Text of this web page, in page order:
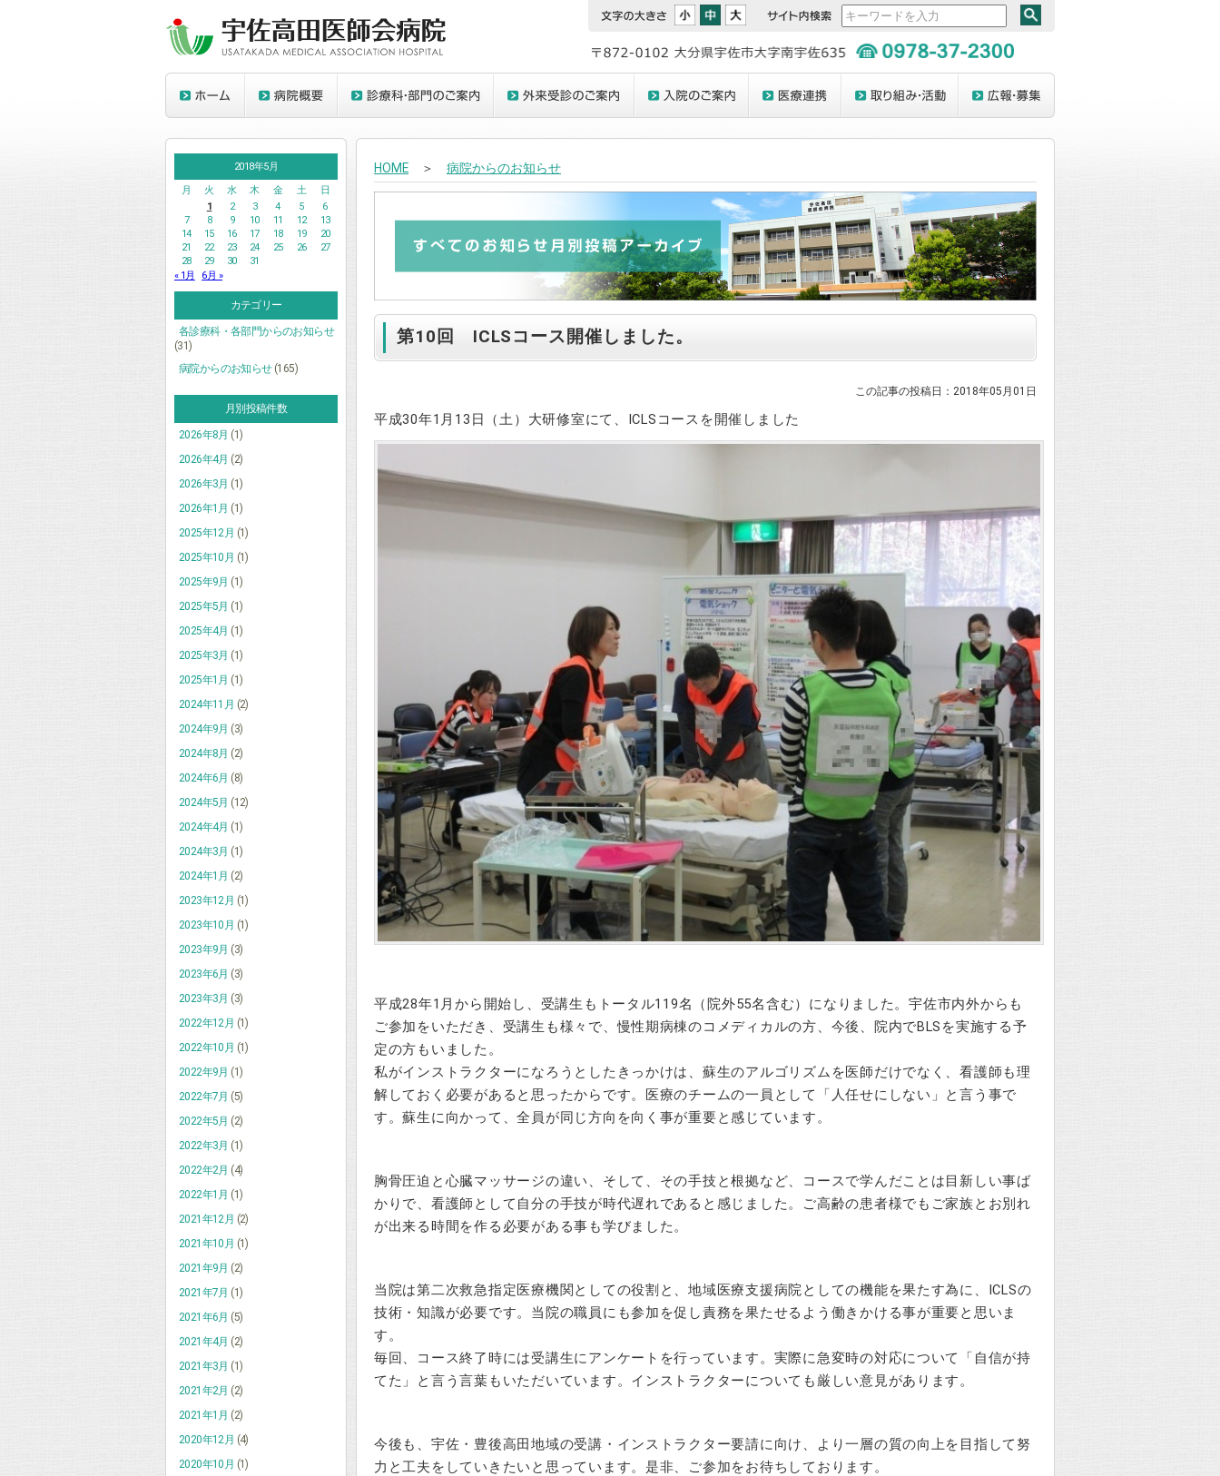
2018年5月
月
火 水 木 金 土
日
1
2 3 4 5
6
7
8 9 10 11 12
13
14
15 16 17 18 19
20
21
22 23 24 25 26
27
28
29 30
31
« 1月
6月 »
カテゴリー
各診療科・各部門からのお知らせ
(31)
病院からのお知らせ(165)
月別投稿件数
2026年8月 (1)
2026年4月 (2)
2026年3月 (1)
2026年1月 (1)
2025年12月 (1)
2025年10月 (1)
2025年9月 (1)
2025年5月 (1)
2025年4月 (1)
2025年3月 (1)
2025年1月 (1)
2024年11月 (2)
2024年9月 (3)
2024年8月 (2)
2024年6月 (8)
2024年5月 (12)
2024年4月 (1)
2024年3月 (1)
2024年1月 (2)
2023年12月 (1)
2023年10月 (1)
2023年9月 (3)
2023年6月 (3)
2023年3月 (3)
2022年12月 (1)
2022年10月 (1)
2022年9月 (1)
2022年7月 (5)
2022年5月 (2)
2022年3月 (1)
2022年2月 (4)
2022年1月 (1)
2021年12月 (2)
2021年10月 (1)
2021年9月 (2)
2021年7月 (1)
2021年6月 (5)
2021年4月 (2)
2021年3月 (1)
2021年2月 (2)
2021年1月 (2)
2020年12月 (4)
2020年10月 (1)
HOME ＞ 病院からのお知らせ
第10回 ICLSコース開催しました。
この記事の投稿日：2018年05月01日
平成30年1月13日（土）大研修室にて、ICLSコースを開催しました
平成28年1月から開始し、受講生もトータル119名（院外55名含む）になりました。宇佐市内外からも
ご参加をいただき、受講生も様々で、慢性期病棟のコメディカルの方、今後、院内でBLSを実施する予
定の方もいました。
私がインストラクターになろうとしたきっかけは、蘇生のアルゴリズムを医師だけでなく、看護師も理
解しておく必要があると思ったからです。医療のチームの一員として「人任せにしない」と言う事で
す。蘇生に向かって、全員が同じ方向を向く事が重要と感じています。
胸骨圧迫と心臓マッサージの違い、そして、その手技と根拠など、コースで学んだことは目新しい事ば
かりで、看護師として自分の手技が時代遅れであると感じました。ご高齢の患者様でもご家族とお別れ
が出来る時間を作る必要がある事も学びました。
当院は第二次救急指定医療機関としての役割と、地域医療支援病院としての機能を果たす為に、ICLSの
技術・知識が必要です。当院の職員にも参加を促し責務を果たせるよう働きかける事が重要と思いま
す。
毎回、コース終了時には受講生にアンケートを行っています。実際に急変時の対応について「自信が持
てた」と言う言葉もいただいています。インストラクターについても厳しい意見があります。
今後も、宇佐・豊後高田地域の受講・インストラクター要請に向け、より一層の質の向上を目指して努
力と工夫をしていきたいと思っています。是非、ご参加をお待ちしております。